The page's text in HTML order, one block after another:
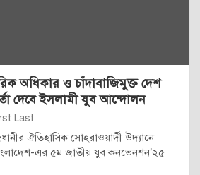
অধিকার ও চাঁদাবাজিমুক্ত দেশ
দেবে ইসলামী যুব আন্দোলন
Last
ঐতিহাসিক সোহরাওয়ার্দী উদ্যানে
এর ৫ম জাতীয় যুব কনভেনশন’২৫